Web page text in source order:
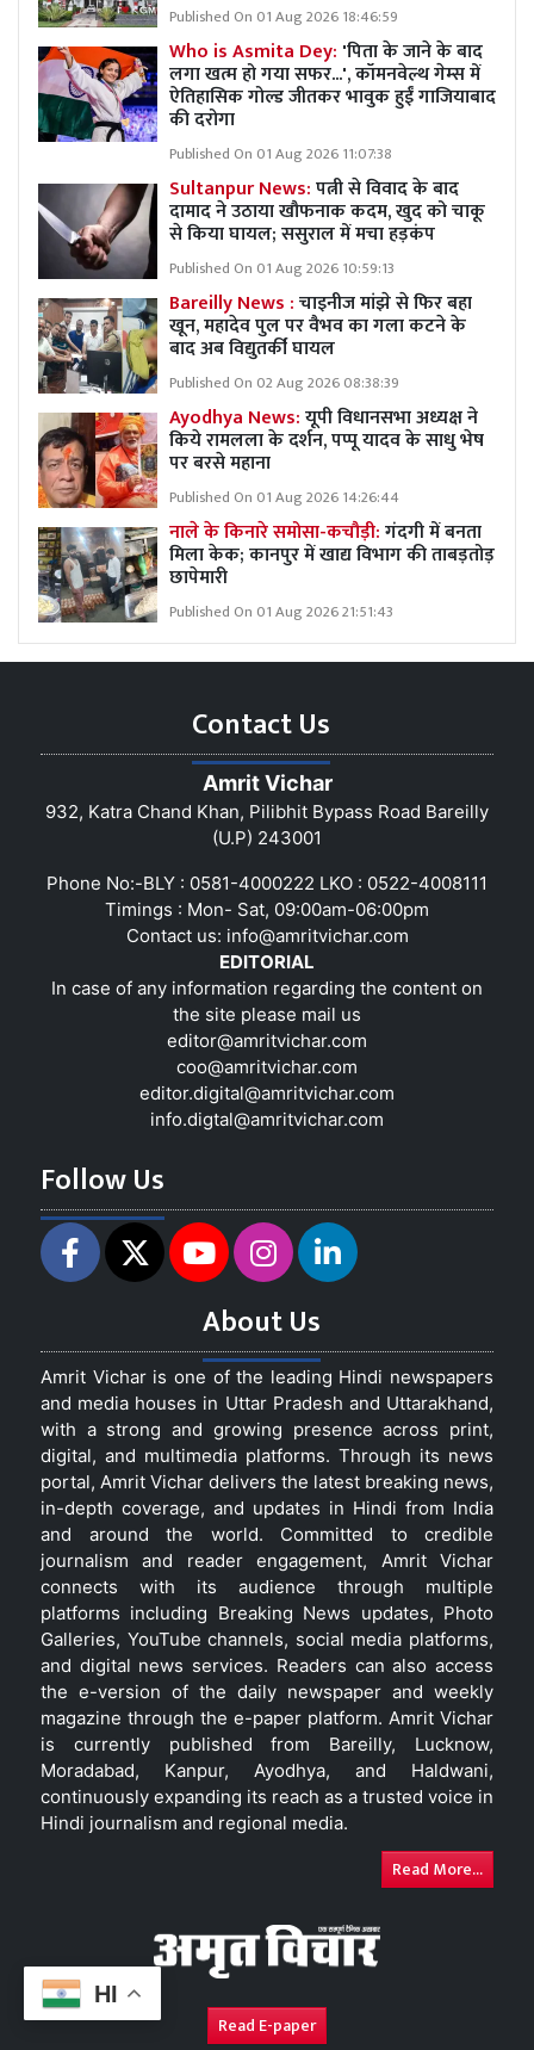
HI
Published On 01 Aug 2026 18:46:59
Who is Asmita Dey: 'पिता के जाने के बाद
लगा खत्म हो गया सफर...', कॉमनवेल्थ गेम्स में
ऐतिहासिक गोल्ड जीतकर भावुक हुईं गाजियाबाद
की दरोगा
Published On 01 Aug 2026 11:07:38
Sultanpur News:पत्नी से विवाद के बाद
दामाद ने उठाया खौफनाक कदम, खुद को चाकू
से किया घायल; ससुराल में मचा हड़कंप
Published On 01 Aug 2026 10:59:13
Bareilly News :चाइनीज मांझे से फिर बहा
खून, महादेव पुल पर वैभव का गला कटने के
बाद अब विद्युतर्की घायल
Published On 02 Aug 2026 08:38:39
Ayodhya News:यूपी विधानसभा अध्यक्ष ने
किये रामलला के दर्शन, पप्पू यादव के साधु भेष
पर बरसे महाना
Published On 01 Aug 2026 14:26:44
नाले के किनारे समोसा-कचौड़ी:गंदगी में बनता
मिला केक; कानपुर में खाद्य विभाग की ताबड़तोड़
छापेमारी
Published On 01 Aug 2026 21:51:43
Contact Us
Amrit Vichar
932, Katra Chand Khan, Pilibhit Bypass Road Bareilly
(U.P) 243001
Phone No:-BLY : 0581-4000222 LKO : 0522-4008111
Timings : Mon- Sat, 09:00am-06:00pm
Contact us: info@amritvichar.com
EDITORIAL
In case of any information regarding the content on
the site please mail us
editor@amritvichar.com
coo@amritvichar.com
editor.digital@amritvichar.com
info.digtal@amritvichar.com
Follow Us
About Us
Amrit Vichar is one of the leading Hindi newspapers
and media houses in Uttar Pradesh and Uttarakhand,
with a strong and growing presence across print,
digital, and multimedia platforms. Through its news
portal, Amrit Vichar delivers the latest breaking news,
in-depth coverage, and updates in Hindi from India
and around the world. Committed to credible
journalism and reader engagement, Amrit Vichar
connects with its audience through multiple
platforms including Breaking News updates, Photo
Galleries, YouTube channels, social media platforms,
and digital news services. Readers can also access
the e-version of the daily newspaper and weekly
magazine through the e-paper platform. Amrit Vichar
is currently published from Bareilly, Lucknow,
Moradabad, Kanpur, Ayodhya, and Haldwani,
continuously expanding its reach as a trusted voice in
Hindi journalism and regional media.
Read More...
Read E-paper